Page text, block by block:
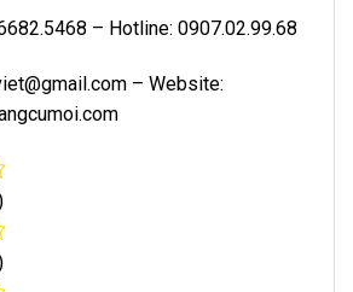
– Hotline: 0907.02.99.68
– Website: